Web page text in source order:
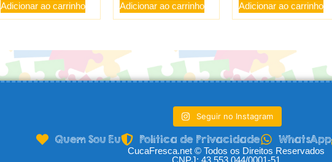
Adicionar ao carrinho Adicionar ao carrinho Adicionar ao carrinho
Seguir no Instagram
Quem Sou Eu Política de Privacidade WhatsApp
CucaFresca.net © Todos os Direitos Reservados
CNPJ: 43.553.044/0001-51